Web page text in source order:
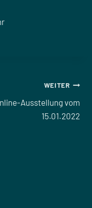
WEITER
Ausstellung vom
15.01.2022